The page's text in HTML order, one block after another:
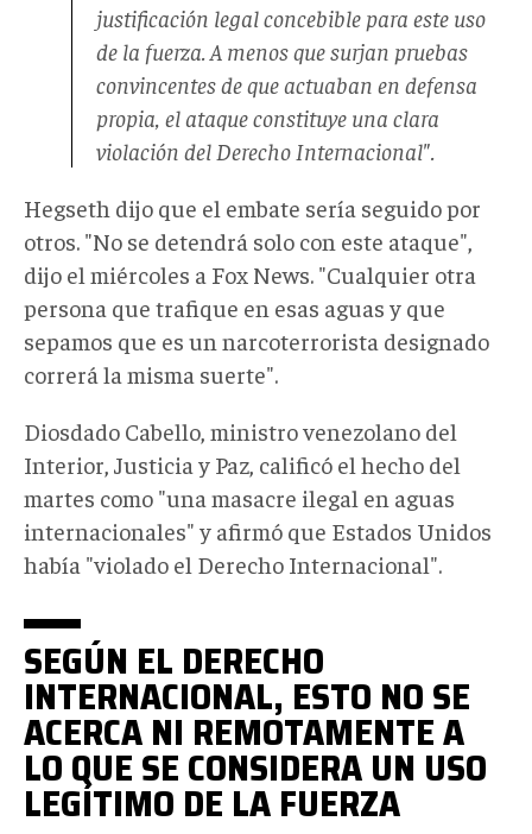
justificación legal concebible para este uso
de la fuerza. A menos que surjan pruebas
convincentes de que actuaban en defensa
propia, el ataque constituye una clara
violación del Derecho Internacional".
Hegseth dijo que el embate sería seguido por
otros. "No se detendrá solo con este ataque",
dijo el miércoles a Fox News. "Cualquier otra
persona que trafique en esas aguas y que
sepamos que es un narcoterrorista designado
correrá la misma suerte".
Diosdado Cabello, ministro venezolano del
Interior, Justicia y Paz, calificó el hecho del
martes como "una masacre ilegal en aguas
internacionales" y afirmó que Estados Unidos
había "violado el Derecho Internacional".
SEGÚN EL DERECHO
INTERNACIONAL, ESTO NO SE
ACERCA NI REMOTAMENTE A
LO QUE SE CONSIDERA UN USO
LEGÍTIMO DE LA FUERZA